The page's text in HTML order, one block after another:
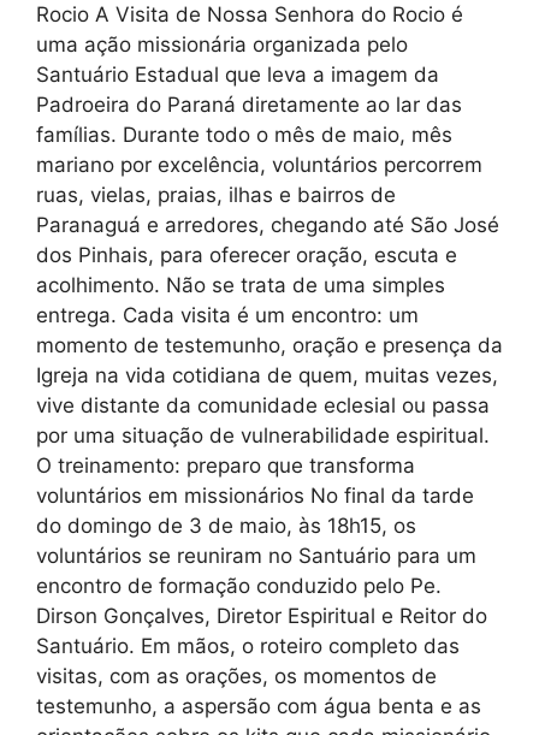
Rocio A Visita de Nossa Senhora do Rocio é
uma ação missionária organizada pelo
Santuário Estadual que leva a imagem da
Padroeira do Paraná diretamente ao lar das
famílias. Durante todo o mês de maio, mês
mariano por excelência, voluntários percorrem
ruas, vielas, praias, ilhas e bairros de
Paranaguá e arredores, chegando até São José
dos Pinhais, para oferecer oração, escuta e
acolhimento. Não se trata de uma simples
entrega. Cada visita é um encontro: um
momento de testemunho, oração e presença da
Igreja na vida cotidiana de quem, muitas vezes,
vive distante da comunidade eclesial ou passa
por uma situação de vulnerabilidade espiritual.
O treinamento: preparo que transforma
voluntários em missionários No final da tarde
do domingo de 3 de maio, às 18h15, os
voluntários se reuniram no Santuário para um
encontro de formação conduzido pelo Pe.
Dirson Gonçalves, Diretor Espiritual e Reitor do
Santuário. Em mãos, o roteiro completo das
visitas, com as orações, os momentos de
testemunho, a aspersão com água benta e as